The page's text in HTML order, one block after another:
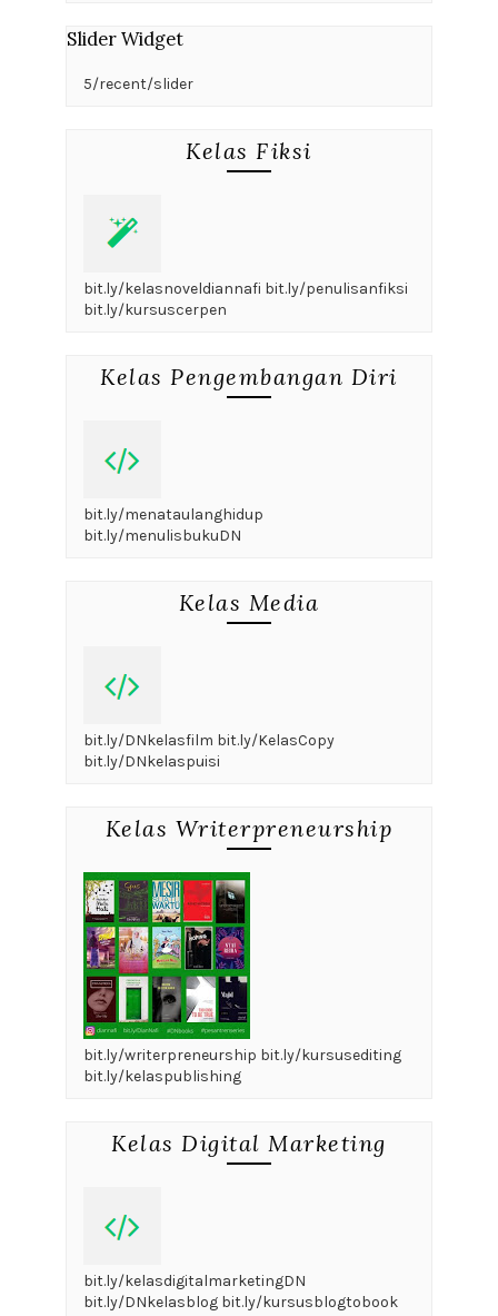
Slider Widget
5/recent/slider
Kelas Fiksi
bit.ly/kelasnoveldiannafi bit.ly/penulisanfiksi
bit.ly/kursuscerpen
Kelas Pengembangan Diri
bit.ly/menataulanghidup
bit.ly/menulisbukuDN
Kelas Media
bit.ly/DNkelasfilm bit.ly/KelasCopy
bit.ly/DNkelaspuisi
Kelas Writerpreneurship
bit.ly/writerpreneurship bit.ly/kursusediting
bit.ly/kelaspublishing
Kelas Digital Marketing
bit.ly/kelasdigitalmarketingDN
bit.ly/DNkelasblog bit.ly/kursusblogtobook